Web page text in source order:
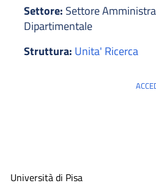
Settore: Settore
Dipartimentale
Struttura: Unita' Ricerca
Università di Pisa